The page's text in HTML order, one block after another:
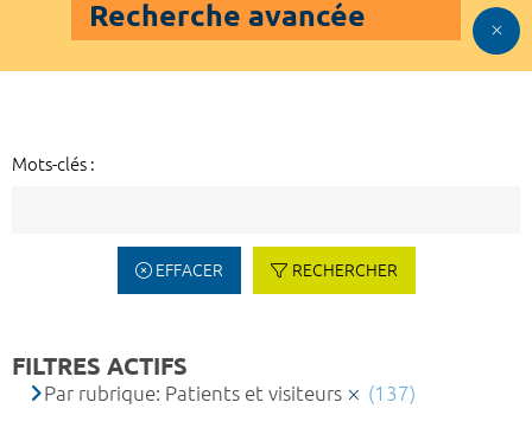
Recherche avancée
Mots-clés :
EFFACER RECHERCHER
FILTRES ACTIFS
Par rubrique: Patients et visiteurs (137)